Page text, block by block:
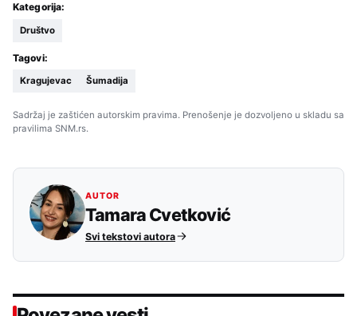
Kategorija:
Društvo
Tagovi:
Kragujevac Šumadija
Sadržaj je zaštićen autorskim pravima. Prenošenje je dozvoljeno u skladu sa
pravilima SNM.rs.
AUTOR
Tamara Cvetković
Svi tekstovi autora